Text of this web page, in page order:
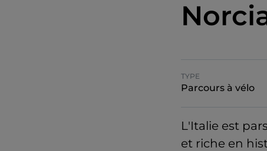
TYPE
Parcours à vélo
L'Italie est
et riche en